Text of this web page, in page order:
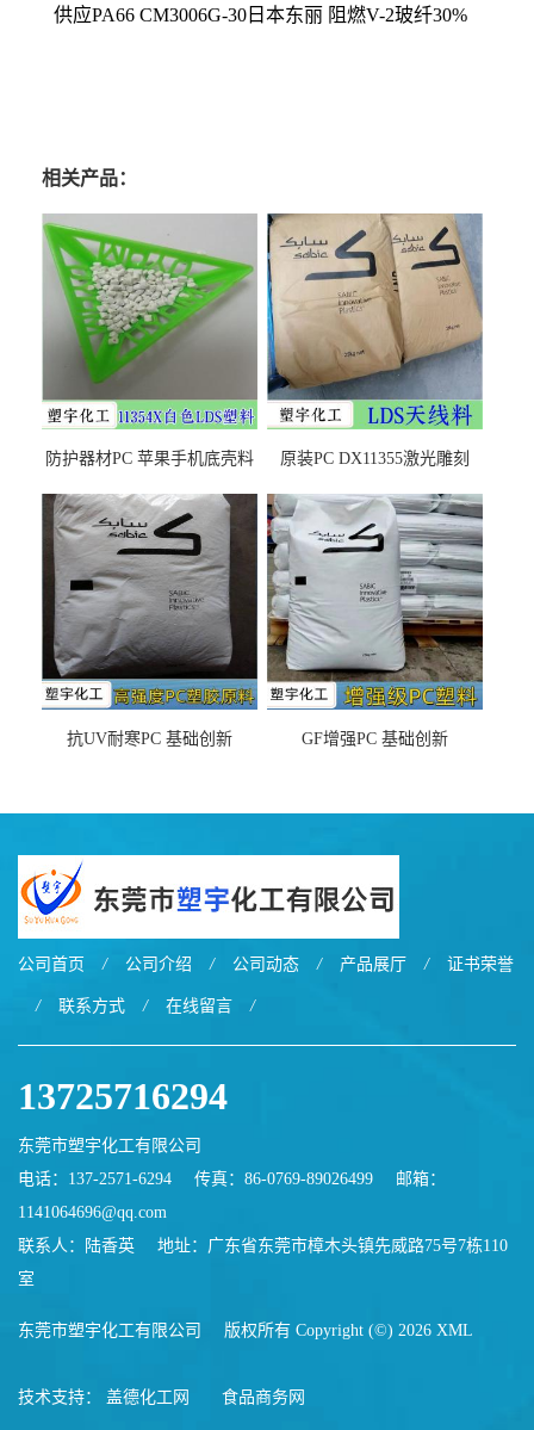
供应PA66 CM3006G-30日本东丽 阻燃V-2玻纤30%
相关产品：
防护器材PC 苹果手机底壳料
之忧
原装PC DX11355激光雕刻
抗UV耐寒PC 基础创新
GF增强PC 基础创新
公司首页 / 公司介绍 / 公司动态 / 产品展厅 / 证书荣誉
/ 联系方式 / 在线留言 /
13725716294
东莞市塑宇化工有限公司
电话：137-2571-6294
传真：86-0769-89026499
邮箱：
1141064696@qq.com
联系人：陆香英
地址：广东省东莞市樟木头镇先威路75号7栋110
室
东莞市塑宇化工有限公司 版权所有 Copyright (©) 2026 XML
技术支持： 盖德化工网 食品商务网